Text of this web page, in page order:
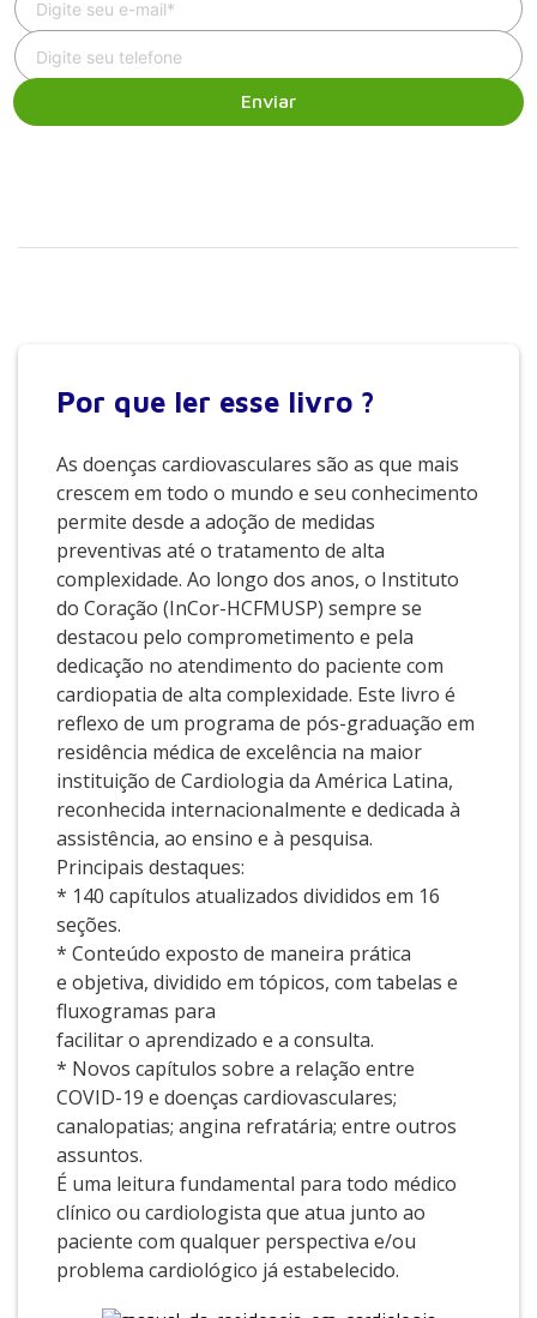
Enviar
Por que ler esse livro ?
As doenças cardiovasculares são as que mais
crescem em todo o mundo e seu conhecimento
permite desde a adoção de medidas
preventivas até o tratamento de alta
complexidade. Ao longo dos anos, o Instituto
do ­Coração (InCor-HCFMUSP) sempre se
destacou pelo comprometimento e pela
dedicação no atendimento do paciente com
cardiopatia de alta complexidade. Este livro é
reflexo de um programa de pós-graduação em
residência médica de excelência na maior
instituição de Cardiologia da América Latina,
reconhecida internacionalmente e dedicada à
assistência, ao ensino e à pesquisa.
Principais destaques:
* 140 capítulos atualizados divididos em 16
seções.
* Conteúdo exposto de maneira prática
e objetiva, dividido em tópicos, com tabelas e
fluxogramas para
facilitar o aprendizado e a consulta.
* Novos capítulos sobre a relação entre
COVID-19 e doenças cardiovasculares;
canalopatias; angina refratária; entre outros
assuntos.
É uma leitura fundamental para todo médico
clínico ou cardiologista que atua junto ao
paciente com qualquer perspectiva e/ou
problema cardiológico já estabelecido.